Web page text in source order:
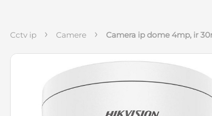
cctv ip › camere › camera ip dome 4mp, ir